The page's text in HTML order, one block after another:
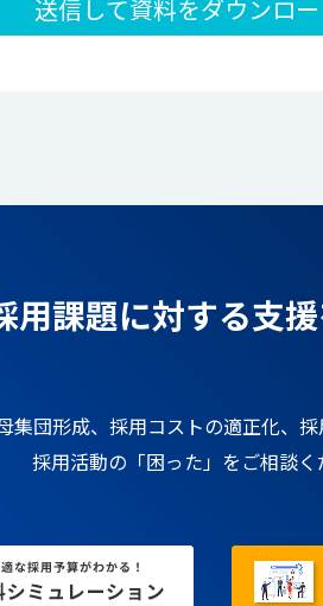
用課題に対する支
集団形成、採用コストの適正化、採
採用活動の「困った」をご相談く